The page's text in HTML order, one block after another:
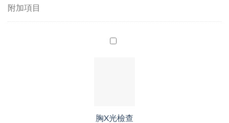
附加項目
胸X光檢查